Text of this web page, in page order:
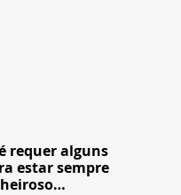
requer alguns
estar sempre